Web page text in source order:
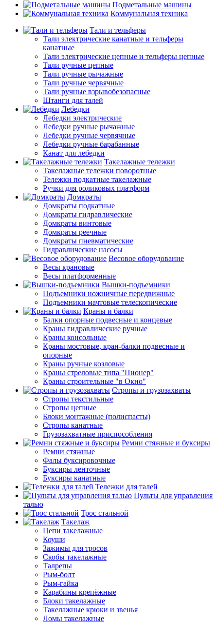
Подметальные машины
Коммунальная техника
Тали и тельферы
Тали электрические канатные и тельферы
канатные
Тали электрические цепные и тельферы цепные
Тали ручные цепные
Тали ручные рычажные
Тали ручные червячные
Тали ручные взрывобезопасные
Штанги для талей
Лебедки
Лебедки электрические
Лебедки ручные рычажные
Лебедки ручные червячные
Лебедки ручные барабанные
Канат для лебедки
Такелажные тележки
Такелажные тележки поворотные
Тележки подкатные такелажные
Ручки для роликовых платформ
Домкраты
Домкраты подкатные
Домкраты гидравлические
Домкраты винтовые
Домкраты реечные
Домкраты пневматические
Гидравлические насосы
Весовое оборудование
Весы крановые
Весы платформенные
Вышки-подъемники
Подъемники ножничные передвижные
Подъемники мачтовые телескопические
Краны и балки
Балки опорные подвесные и концевые
Краны гидравлические ручные
Краны консольные
Краны мостовые, кран-балки подвесные и
опорные
Краны ручные козловые
Краны стреловые типа "Пионер"
Краны строительные "в Окно"
Стропы и грузозахваты
Стропы текстильные
Стропы цепные
Блоки монтажные (полиспасты)
Стропы канатные
Грузозахватные приспособления
Ремни стяжные и буксиры
Ремни стяжные
Фалы буксировочные
Буксиры ленточные
Буксиры канатные
Тележки для талей
Пульты для управления
талью
Трос стальной
Такелаж
Цепи такелажные
Коуши
Зажимы для тросов
Скобы такелажные
Талрепы
Рым-болт
Рым-гайка
Карабины крепёжные
Блоки такелажные
Такелажные крюки и звенья
Ломы такелажные